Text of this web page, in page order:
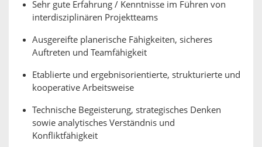
Sehr gute Erfahrung / Kenntnisse im Führen von
interdisziplinären Projektteams
Ausgereifte planerische Fähigkeiten, sicheres
Auftreten und Teamfähigkeit
Etablierte und ergebnisorientierte, strukturierte und
kooperative Arbeitsweise
Technische Begeisterung, strategisches Denken
sowie analytisches Verständnis und
Konfliktfähigkeit